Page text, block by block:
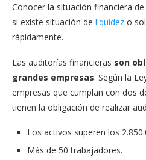
Conocer la situación financiera
si existe situación de liquidez o
rápidamente.
Las auditorías financieras son
grandes empresas. Según la
empresas que cumplan con dos
tienen la obligación de realizar
Los activos superen los
Más de 50 trabajadores.